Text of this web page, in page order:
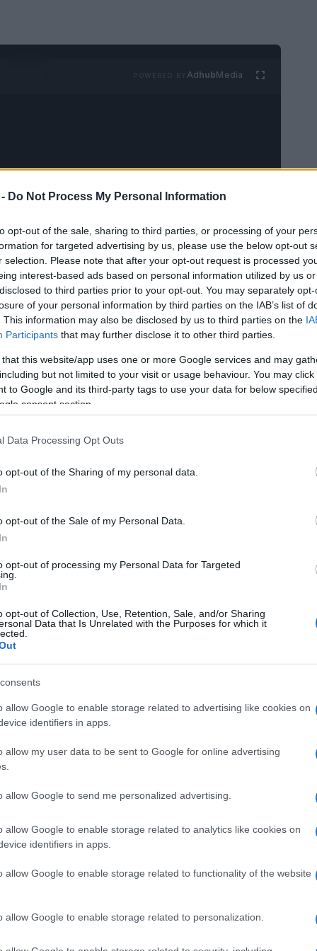
Do Not Process My Personal Information
opt-out of the sale, sharing to third parties, or processing of your
for targeted advertising by us, please use the below opt-out
selection. Please note that after your opt-out request is processed
interest-based ads based on personal information utilized by us
to third parties prior to your opt-out. You may separately
of your personal information by third parties on the IAB’s list of
This information may also be disclosed by us to third parties on the
Participants that may further disclose it to other third parties.
that this website/app uses one or more Google services and may
but not limited to your visit or usage behaviour. You may
to Google and its third-party tags to use your data for below
consent section.
Data Processing Opt Outs
opt-out of the Sharing of my personal data.
opt-out of the Sale of my Personal Data.
opt-out of processing my Personal Data for Targeted
opt-out of Collection, Use, Retention, Sale, and/or Sharing
Data that Is Unrelated with the Purposes for which it
allow Google to enable storage related to advertising like cookies on
identifiers in apps.
allow my user data to be sent to Google for online advertising
allow Google to send me personalized advertising.
allow Google to enable storage related to analytics like cookies on
identifiers in apps.
allow Google to enable storage related to functionality of the website
allow Google to enable storage related to personalization.
AdhubMedia
misterioso que parece sacado de un
antiguo asentamiento indígena escondido
eso. Este lugar no solo es un
sino que, aunque a menudo se
más antiguo! Con raíces que se
accidental en la década de 1970 ha
y comprensión, invitando a los viajeros a
no solo nos ofrece una ventana
experiencia enriquecedora que respeta y
cautivadora como el propio lugar. Fue
sin quererlo, se toparon con sus
Aunque su primer encuentro fue un
atención que generó llevó al gobierno
albergue histórico ha estado disponible
única de inmersión en la cultura
originarios como los Kogui,
Perdida nunca ha estado realmente
lleno de significado.